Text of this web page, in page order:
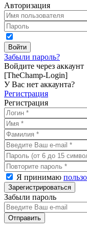
Авторизация
Забыли пароль?
Войдите через аккаунт
[TheChamp-Login]
У Вас нет аккаунта?
Регистрация
Регистрация
Я принимаю
Забыли пароль